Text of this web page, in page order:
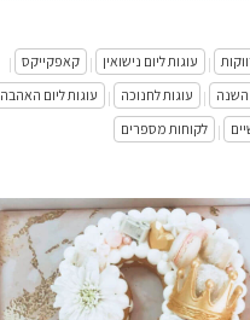
| עוגות ליום נישואין | קאפקייקס |
השנה | עוגות לחנוכה | עוגות ליום האהבה
| לקוחות מספרים